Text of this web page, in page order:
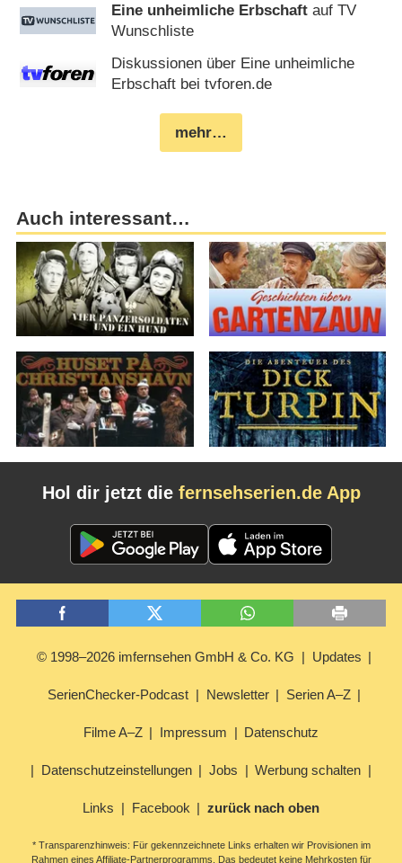
Eine unheimliche Erbschaft auf TV
Wunschliste
Diskussionen über Eine unheimliche
Erbschaft bei tvforen.de
mehr…
Auch interessant…
Hol dir jetzt die fernsehserien.de App
© 1998–2026 imfernsehen GmbH & Co. KG Updates
SerienChecker-Podcast Newsletter Serien A–Z
Filme A–Z Impressum Datenschutz
Datenschutzeinstellungen Jobs Werbung schalten
Links Facebook zurück nach oben
* Transparenzhinweis: Für gekennzeichnete Links erhalten wir Provisionen im
Rahmen eines Affiliate-Partnerprogramms. Das bedeutet keine Mehrkosten für